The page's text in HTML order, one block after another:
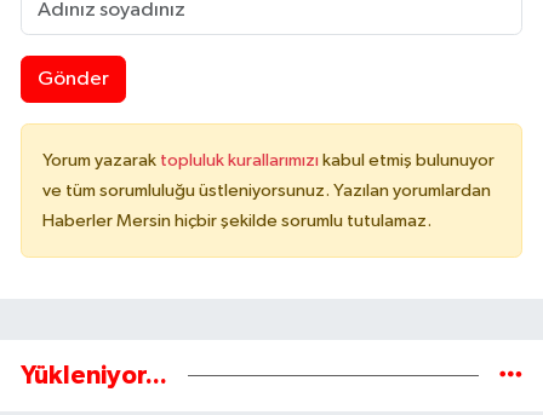
Gönder
Yorum yazarak topluluk kurallarımızı kabul etmiş bulunuyor
ve tüm sorumluluğu üstleniyorsunuz. Yazılan yorumlardan
Haberler Mersin hiçbir şekilde sorumlu tutulamaz.
Yükleniyor...